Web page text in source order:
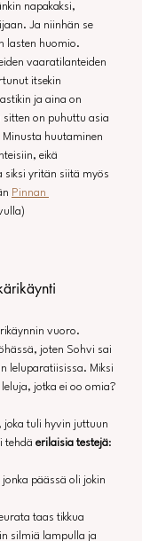
napakaksi,
Ja niinhän se
lasten huomio.
vaaratilanteiden
itsekin
ja aina on
sitten on puhuttu asia
Minusta huutaminen
eikä
siksi yritän siitä myös
Pinnan
vuoro.
joten Sohvi sai
leluparatiisissa. Miksi
jotka ei oo omia?
joka tuli hyvin juttuun
tehdä erilaisia testejä:
päässä oli jokin
taas tikkua
silmiä lampulla ja